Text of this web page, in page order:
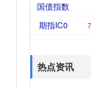
国债指数
期指IC0
热点资讯